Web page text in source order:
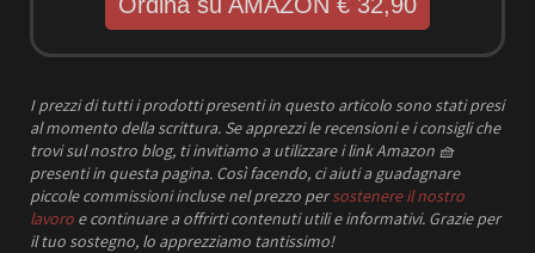
I prezzidi tutti i prodotti presenti in questo articolo sono stati presi
al momento della scrittura. Se apprezzi le recensioni e i consigli che
trovi sul nostro blog, ti invitiamo a utilizzare i link Amazon 🧺
presenti in questa pagina. Così facendo, ci aiuti a guadagnare
piccole commissioni incluse nel prezzo persostenere il nostro
lavoro e continuare a offrirti contenuti utili e informativi. Grazie per
il tuo sostegno, lo apprezziamo tantissimo!